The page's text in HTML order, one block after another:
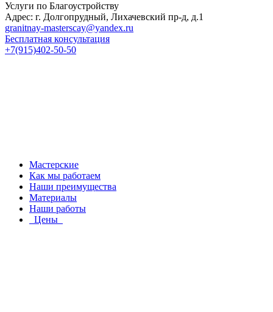
Услуги по Благоустройству
Адрес: г. Долгопрудный, Лихачевский пр-д, д.1
granitnay-masterscay@yandex.ru
Бесплатная консультация
+7(915)402-50-50
Мастерские
Как мы работаем
Наши преимущества
Материалы
Наши работы
Цены